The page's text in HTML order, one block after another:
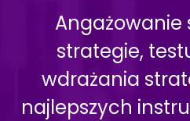
Angażowanie
strategie,
wdrażania
najlepszych